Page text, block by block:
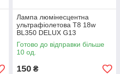
Лампа люмінесцентна
ультрафіолетова T8 18w
BL350 DELUX G13
Готово до відправки більше
10 од.
150 ₴